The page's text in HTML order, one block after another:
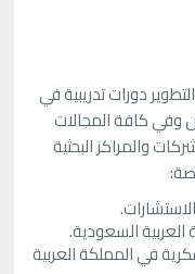
دورات تدريبية في
وفي كافة المجالات
والمراكز البحثية
السعودية.
في المملكة العربية